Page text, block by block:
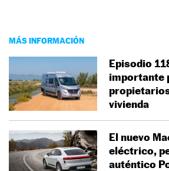
MÁS INFORMACIÓN
Episodio
importante
vivienda
El nuevo
eléctrico,
auténtico